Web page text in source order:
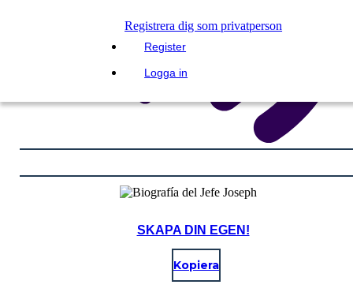
Registrera dig som privatperson
Register
Logga in
SKAPA DIN EGEN!
Kopiera